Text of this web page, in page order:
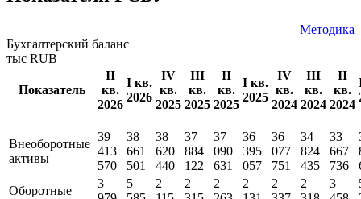
Показатели РСБУ
Методика
Бухгалтерский баланс
Показатель
II
кв.
2026
I кв.
2026
IV
кв.
2025
III
кв.
2025
II
кв.
2025
I кв.
2025
IV
кв.
2024
III
кв.
2024
II
кв.
2024
39
38
38
37
37
36
36
34
33